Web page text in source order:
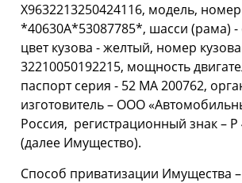
Х9632213250424116, модель, номер
*40630А*53087785*, шасси (рама) -
цвет кузова - желтый, номер
32210050192215, мощность
паспорт серия - 52 МА 200762,
изготовитель – ООО
Россия, регистрационный знак – Р
(далее Имущество).
Способ приватизации Имущества